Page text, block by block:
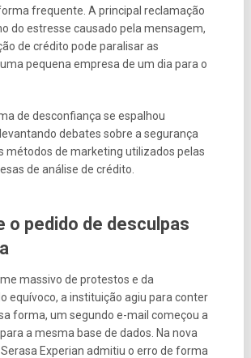
frequente. A principal reclamação
do estresse causado pela mensagem,
de crédito pode paralisar as
pequena empresa de um dia para o
de desconfiança se espalhou
debates sobre a segurança
métodos de marketing utilizados pelas
de análise de crédito.
o pedido de desculpas
massivo de protestos e da
equívoco, a instituição agiu para conter
forma, um segundo e-mail começou a
a mesma base de dados. Na nova
Experian admitiu o erro de forma